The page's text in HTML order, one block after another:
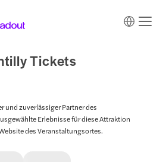
Tickets
und zuverlässiger Partner des
Erlebnisse für diese Attraktion
des Veranstaltungsortes.